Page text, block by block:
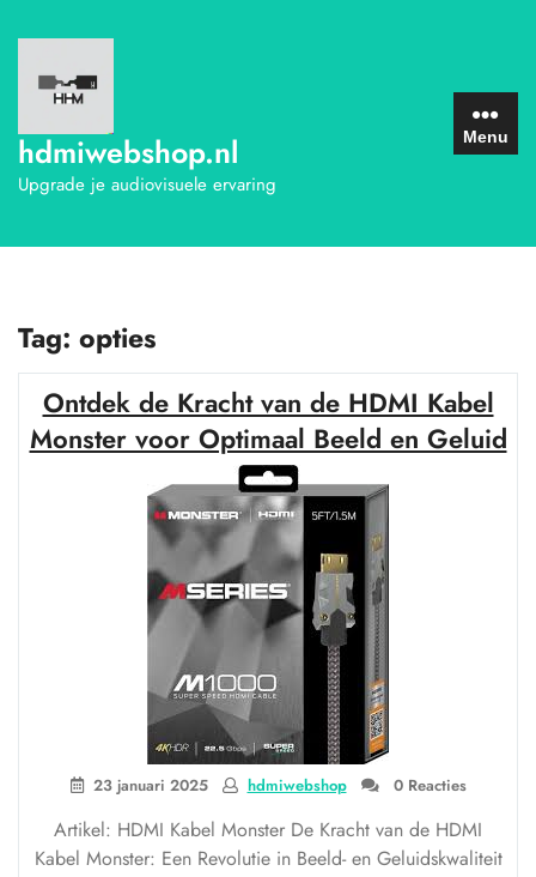
naar
inhoud
hdmiwebshop.nl
Upgrade je audiovisuele ervaring
Menu
Tag: opties
Ontdek de Kracht van de HDMI Kabel
Monster voor Optimaal Beeld en Geluid
23 januari 2025 hdmiwebshop 0 Reacties
Artikel: HDMI Kabel Monster De Kracht van de HDMI
Kabel Monster: Een Revolutie in Beeld- en Geluidskwaliteit